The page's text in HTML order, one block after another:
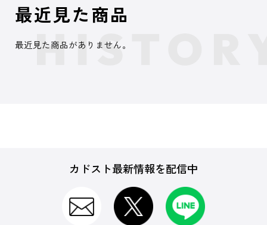
最近見た商品
最近見た商品がありません。
カドスト最新情報を配信中